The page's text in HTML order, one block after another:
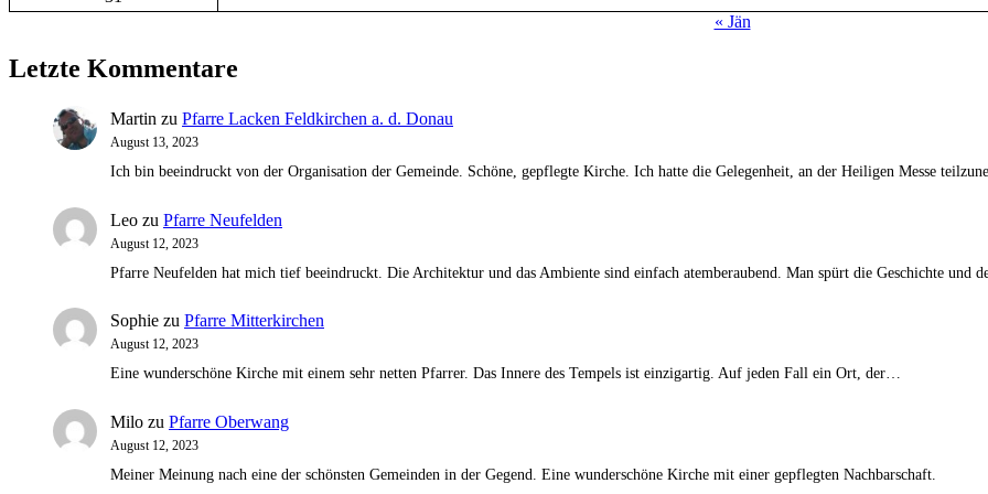
« Jän
Letzte Kommentare
Martin zu Pfarre Lacken Feldkirchen a. d. Donau
August 13, 2023
Ich bin beeindruckt von der Organisation der Gemeinde. Schöne, gepflegte Kirche. Ich hatte die Gelegenheit, an der Heiligen Messe
Leo zu Pfarre Neufelden
August 12, 2023
Pfarre Neufelden hat mich tief beeindruckt. Die Architektur und das Ambiente sind einfach atemberaubend. Man spürt die Geschichte und
Sophie zu Pfarre Mitterkirchen
August 12, 2023
Eine wunderschöne Kirche mit einem sehr netten Pfarrer. Das Innere des Tempels ist einzigartig. Auf jeden Fall ein Ort, der…
Milo zu Pfarre Oberwang
August 12, 2023
Meiner Meinung nach eine der schönsten Gemeinden in der Gegend. Eine wunderschöne Kirche mit einer gepflegten Nachbarschaft.